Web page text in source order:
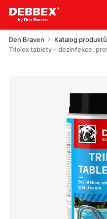
Den Braven Katalog produktů
Triplex tablety – dezinfekce,